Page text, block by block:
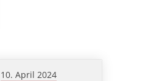
10. April 2024